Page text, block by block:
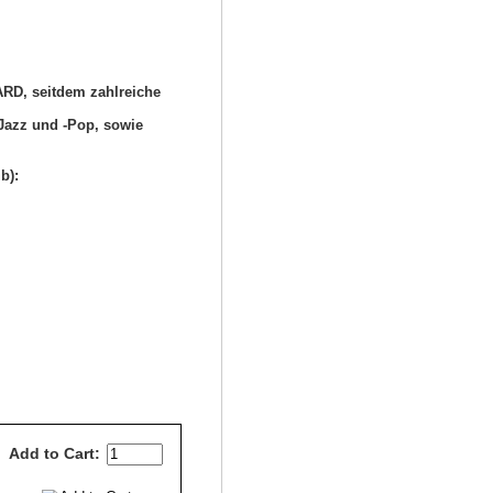
seitdem zahlreiche
und -Pop, sowie
Add to Cart: